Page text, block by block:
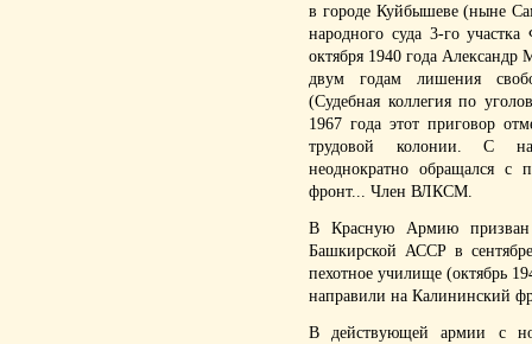
в городе Куйбышеве (ныне
народного суда 3-го
октября 1940 года
двум годам лишения
(Судебная коллегия по
1967 года этот приговор
трудовой колонии. С
неоднократно обращался с
фронт... Член ВЛКСМ.
В Красную Армию призван
Башкирской АССР в
пехотное училище (октябрь
направили на Калининский
В действующей армии с